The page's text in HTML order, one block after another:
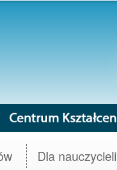
Dla nauczycieli